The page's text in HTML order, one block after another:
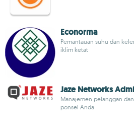
Econorma
Pemantauan suhu dan
iklim ketat
Jaze Networks
Manajemen pelanggan
ponsel Anda